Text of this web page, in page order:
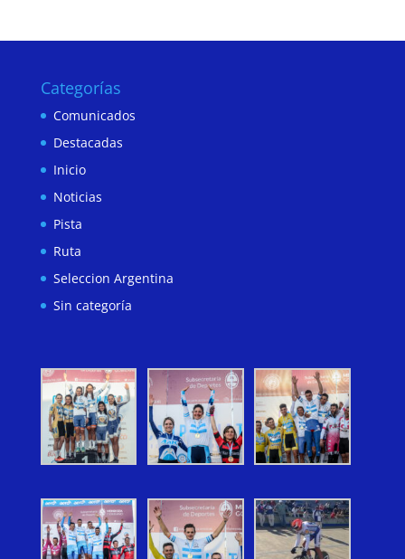
Categorías
Comunicados
Destacadas
Inicio
Noticias
Pista
Ruta
Seleccion Argentina
Sin categoría